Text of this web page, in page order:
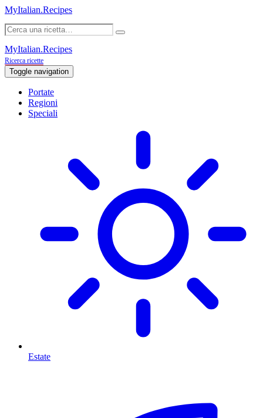
MyItalian.Recipes
MyItalian.Recipes
Ricerca ricette
Toggle navigation
Portate
Regioni
Speciali
Estate